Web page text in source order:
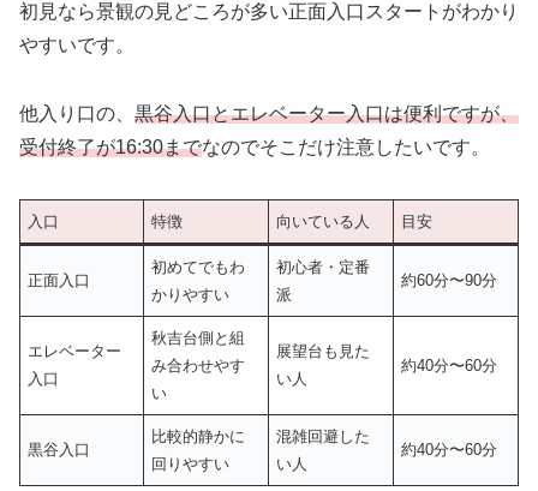
初見なら景観の見どころが多い正面入口スタートがわかり
やすいです。
他入り口の、 黒谷入口とエレベーター入口は便利ですが、
受付終了が16:30までなのでそこだけ注意したいです。
入口 特徴 向いている人 目安
正面入口
初めてでもわ
かりやすい
初心者・定番
派
約60分〜90分
エレベーター
入口
秋吉台側と組
み合わせやす
い
展望台も見た
い人
約40分〜60分
黒谷入口
比較的静かに
回りやすい
混雑回避した
い人
約40分〜60分